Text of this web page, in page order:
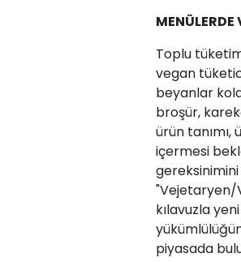
Toplu
vegan
beyanlar
broşür,
ürün
içermesi
"Vejetaryen/
kılavuzla
piyasada